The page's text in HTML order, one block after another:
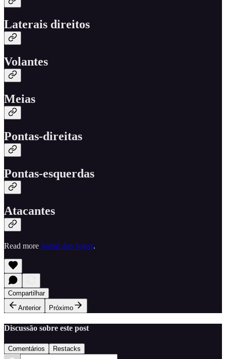
Laterais direitos
Volantes
Meias
Pontas-direitas
Pontas-esquerdas
Atacantes
Read more Jornal dos Jogos.
Compartilhar
Anterior
Próximo
Discussão sobre este post
Comentários Restacks